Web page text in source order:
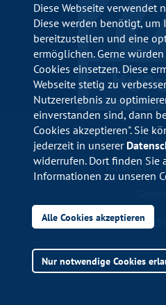
Diese Webseite verwendet
Diese werden benötigt, um
bereitzustellen und eine
ermöglichen. Gerne
Cookies einsetzen. Diese
Webseite stetig zu
Nutzererlebnis zu
einverstanden sind, dann
Cookies akzeptieren". Sie
jederzeit in unserer
widerrufen. Dort finden Sie
Informationen zu unseren
Alle Cookies akzeptieren
Nur notwendige Cookies